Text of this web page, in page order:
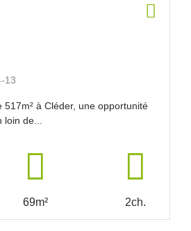
13
517m² à Cléder, une opportunité
de...
69m² 2ch.